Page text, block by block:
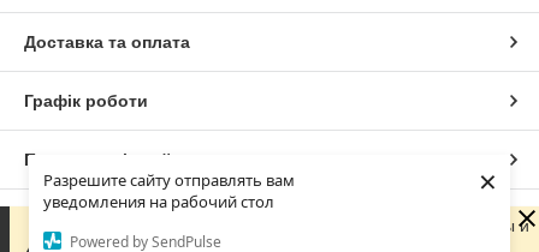
Разрешите сайту отправлять вам
уведомления на рабочий стол
Powered by SendPulse
×
Доставка та оплата
Графік роботи
Повна версія сайту
Сейчас компания не может быстро обрабатывать заказы и
сообщения, поскольку по ее графику работы сегодня